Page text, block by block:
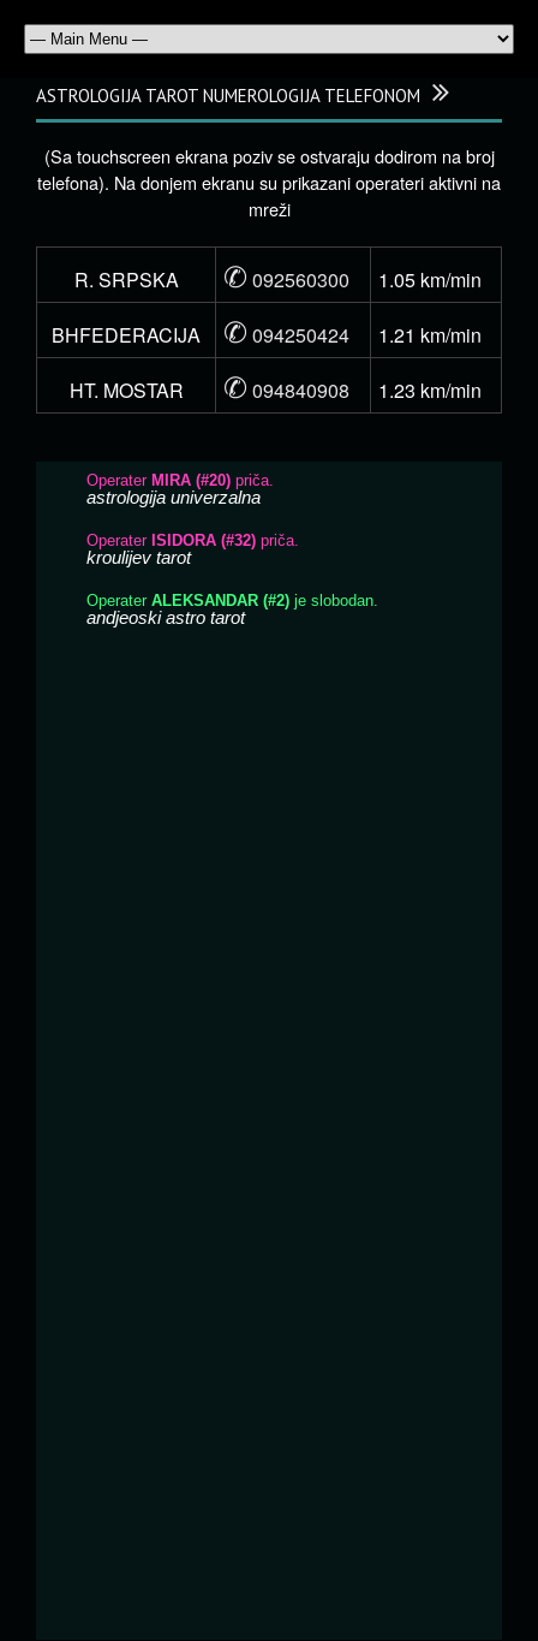
ASTROLOGIJA TAROT NUMEROLOGIJA TELEFONOM
(Sa touchscreen ekrana poziv se ostvaraju dodirom na broj
telefona). Na donjem ekranu su prikazani operateri aktivni na
mreži
R. SRPSKA ✆ 092560300
1.05 km/min
BHFEDERACIJA
✆ 094250424
1.21 km/min
HT. MOSTAR
✆ 094840908 1.23 km/min